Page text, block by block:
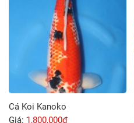
Cá Koi Kanoko
Giá: 1,800,000đ